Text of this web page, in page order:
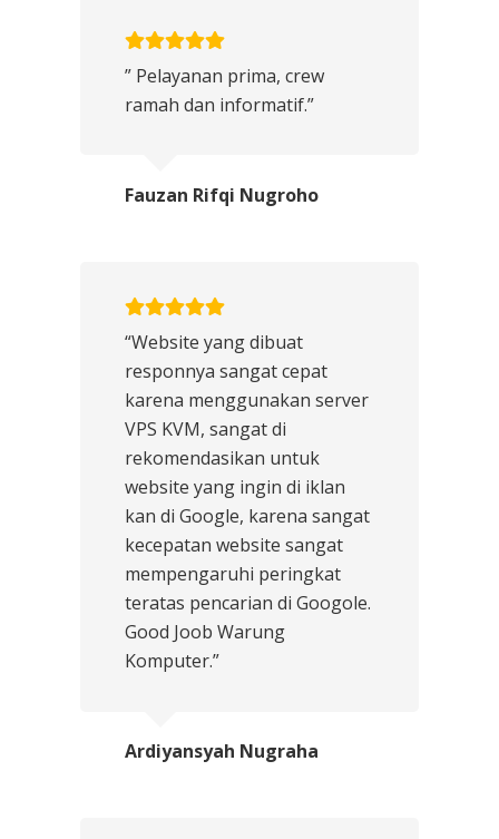
” Pelayanan prima, crew
ramah dan informatif.”
Fauzan Rifqi Nugroho
“Website yang dibuat
responnya sangat cepat
karena menggunakan server
VPS KVM, sangat di
rekomendasikan untuk
website yang ingin di iklan
kan di Google, karena sangat
kecepatan website sangat
mempengaruhi peringkat
teratas pencarian di Googole.
Good Joob Warung
Komputer.”
Ardiyansyah Nugraha